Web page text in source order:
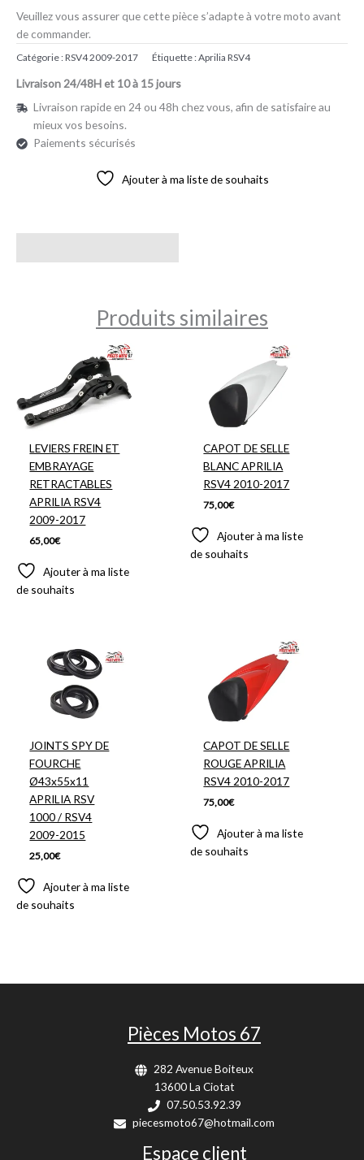
Veuillez vous assurer que cette pièce s’adapte à votre moto avant
de commander.
Catégorie :RSV4 2009-2017 Étiquette :Aprilia RSV4
Livraison 24/48H et 10 à 15 jours
Livraison rapide en 24 ou 48h chez vous, afin de satisfaire au
mieux vos besoins.
Paiements sécurisés
Ajouter à ma liste de souhaits
Produits similaires
LEVIERS FREIN ET
EMBRAYAGE
RETRACTABLES
APRILIA RSV4
2009-2017
65,00€
Ajouter à ma liste
de souhaits
CAPOT DE SELLE
BLANC APRILIA
RSV4 2010-2017
75,00€
Ajouter à ma liste
de souhaits
JOINTS SPY DE
FOURCHE
Ø43x55x11
APRILIA RSV
1000 / RSV4
2009-2015
25,00€
Ajouter à ma liste
de souhaits
CAPOT DE SELLE
ROUGE APRILIA
RSV4 2010-2017
75,00€
Ajouter à ma liste
de souhaits
Pièces Motos 67
282 Avenue Boiteux
13600 La Ciotat
07.50.53.92.39
piecesmoto67@hotmail.com
Espace client